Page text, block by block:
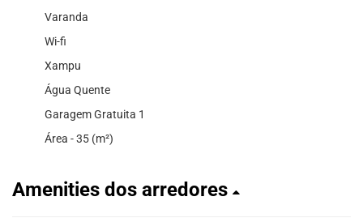
Varanda
Wi-fi
Xampu
Água Quente
Garagem Gratuita 1
Área - 35 (m²)
Amenities dos arredores